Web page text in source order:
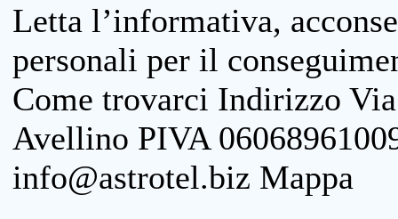
Letta l’informativa,
personali per il
Come trovarci Indirizzo
Avellino PIVA
info@astrotel.biz Mappa